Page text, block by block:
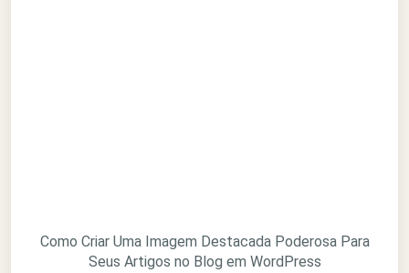
Como Criar Uma Imagem Destacada Poderosa Para
Seus Artigos no Blog em WordPress